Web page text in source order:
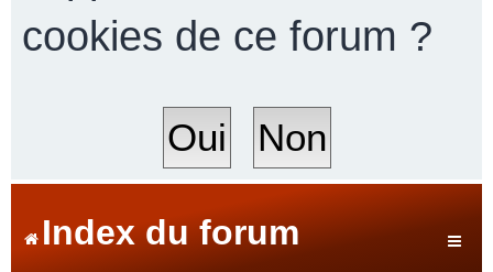
h
cookies de ce forum ?
Index du forum